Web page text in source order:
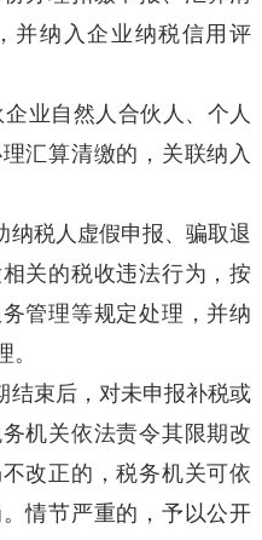
并纳入企业纳税信用评
业自然人合伙人、个人
汇算清缴的，关联纳入
纳税人虚假申报、骗取退
关的税收违法行为，按
管理等规定处理，并纳
结束后，对未申报补税或
机关依法责令其限期改
改正的，税务机关可依
情节严重的，予以公开